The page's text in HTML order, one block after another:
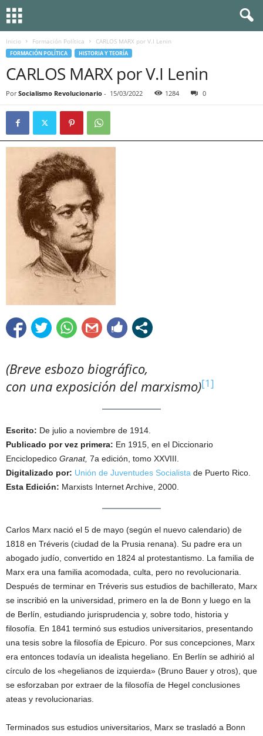
Inicio Formación Política CARLOS MARX por V.I Lenin
FORMACIÓN POLÍTICA HISTORIA Y TEORÍA
CARLOS MARX por V.I Lenin
Por Socialismo Revolucionario - 15/03/2022 1284 0
(Breve esbozo biográfico,
con una exposición del marxismo)[1]
Escrito: De julio a noviembre de 1914.
Publicado por vez primera: En 1915, en el Diccionario
Enciclopedico Granat, 7a edición, tomo XXVIII.
Digitalizado por: Unión de Juventudes Socialista de Puerto Rico.
Esta Edición: Marxists Internet Archive, 2000.
Carlos Marx nació el 5 de mayo (según el nuevo calendario) de
1818 en Tréveris (ciudad de la Prusia renana). Su padre era un
abogado judío, convertido en 1824 al protestantismo. La familia de
Marx era una familia acomodada, culta, pero no revolucionaria.
Después de terminar en Tréveris sus estudios de bachillerato, Marx
se inscribió en la universidad, primero en la de Bonn y luego en la
de Berlín, estudiando jurisprudencia y, sobre todo, historia y
filosofía. En 1841 terminó sus estudios universitarios, presentando
una tesis sobre la filosofía de Epicuro. Por sus concepciones, Marx
era entonces todavía un idealista hegeliano. En Berlín se adhirió al
círculo de los «hegelianos de izquierda» (Bruno Bauer y otros), que
se esforzaban por extraer de la filosofía de Hegel conclusiones
ateas y revolucionarias.
Terminados sus estudios universitarios, Marx se trasladó a Bonn